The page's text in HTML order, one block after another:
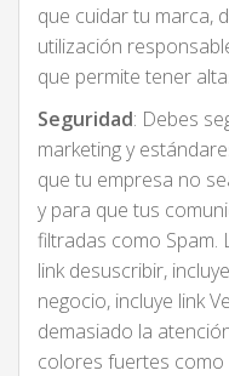
que cuidar tu marca,
utilización
que permite tener
Seguridad: Debes
marketing y
que tu empresa no
y para que tus
filtradas como Spam.
link desuscribir,
negocio, incluye link
demasiado la
colores fuertes como